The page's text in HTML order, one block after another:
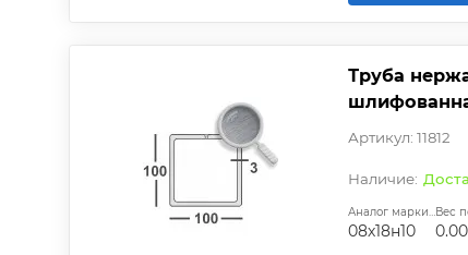
Труба
Артикул: 11812
Аналог марки стали:
08х18н10